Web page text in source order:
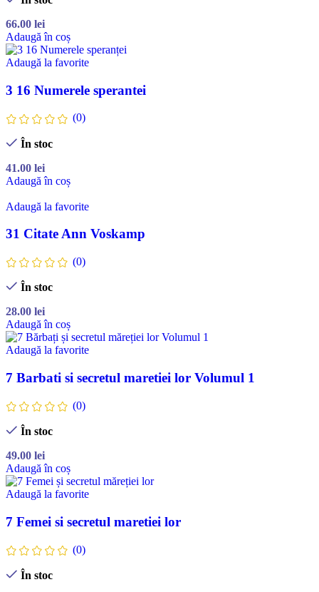
66.00 lei
Adaugă în coș
Adaugă la favorite
3 16 Numerele sperantei
(0)
În stoc
41.00 lei
Adaugă în coș
Adaugă la favorite
31 Citate Ann Voskamp
(0)
În stoc
28.00 lei
Adaugă în coș
Adaugă la favorite
7 Barbati si secretul maretiei lor Volumul 1
(0)
În stoc
49.00 lei
Adaugă în coș
Adaugă la favorite
7 Femei si secretul maretiei lor
(0)
În stoc